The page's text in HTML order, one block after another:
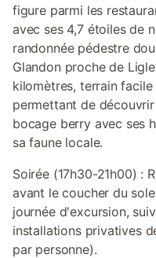
figure parmi les
avec ses 4,7 étoiles de
randonnée pédestre
Glandon proche de
kilomètres, terrain
permettant de
bocage berry avec ses
sa faune locale.
Soirée (17h30-21h00) :
avant le coucher du
journée d'excursion,
installations privatives
par personne).